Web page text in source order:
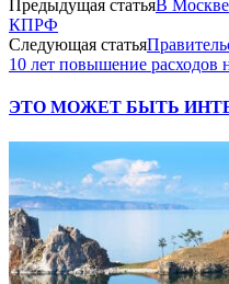
Предыдущая статьяВ Москве
КПРФ
Следующая статья
10 лет повышение расходов
ЭТО МОЖЕТ БЫТЬ